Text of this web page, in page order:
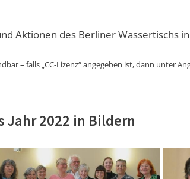
Aktionen des Berliner Wassertischs
– falls „CC-Lizenz“ angegeben ist, dann unter
Jahr 2022 in Bildern